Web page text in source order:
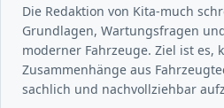
Die Redaktion von Kita-much
Grundlagen, Wartungsfragen
moderner Fahrzeuge. Ziel ist es,
Zusammenhänge aus
sachlich und nachvollziehbar